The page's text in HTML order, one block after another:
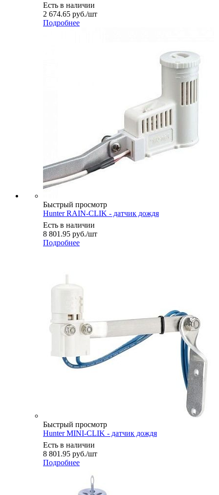
Есть в наличии
2 674.65 руб./шт
Подробнее
Быстрый просмотр
Hunter RAIN-CLIK - датчик дождя
Есть в наличии
8 801.95 руб./шт
Подробнее
Быстрый просмотр
Hunter MINI-CLIK - датчик дождя
Есть в наличии
8 801.95 руб./шт
Подробнее